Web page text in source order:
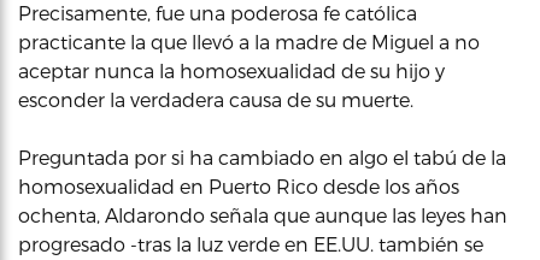
Precisamente, fue una poderosa fe católica
practicante la que llevó a la madre de Miguel a no
aceptar nunca la homosexualidad de su hijo y
esconder la verdadera causa de su muerte.
Preguntada por si ha cambiado en algo el tabú de la
homosexualidad en Puerto Rico desde los años
ochenta, Aldarondo señala que aunque las leyes han
progresado -tras la luz verde en EE.UU. también se